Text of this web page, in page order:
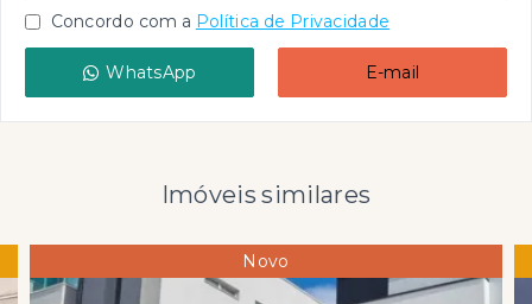
Concordo com a Política de Privacidade
WhatsApp E-mail
Imóveis similares
Novo